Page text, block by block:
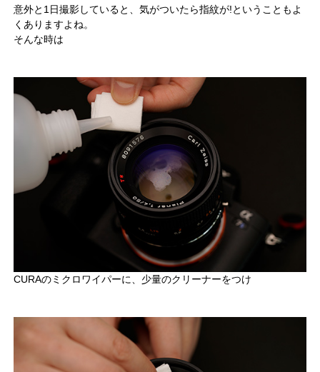
意外と1日撮影していると、気がついたら指紋が!ということもよ
くありますよね。
そんな時は
CURAのミクロワイパーに、少量のクリーナーをつけ